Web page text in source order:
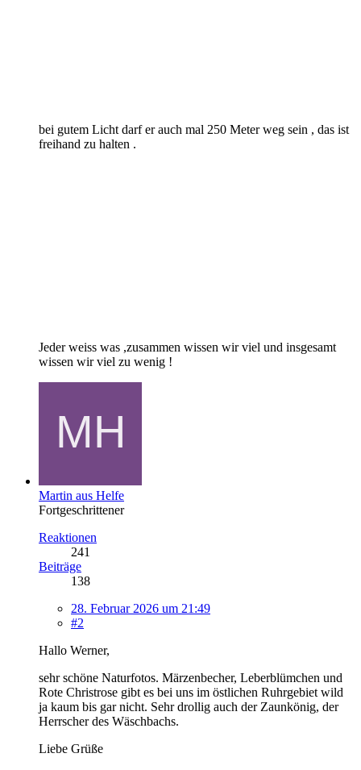
bei gutem Licht darf er auch mal 250 Meter weg sein , das ist
freihand zu halten .
Jeder weiss was ,zusammen wissen wir viel und insgesamt
wissen wir viel zu wenig !
Martin aus Helfe
Fortgeschrittener
Reaktionen
241
Beiträge
138
28. Februar 2026 um 21:49
#2
Hallo Werner,
sehr schöne Naturfotos. Märzenbecher, Leberblümchen und
Rote Christrose gibt es bei uns im östlichen Ruhrgebiet wild
ja kaum bis gar nicht. Sehr drollig auch der Zaunkönig, der
Herrscher des Wäschbachs.
Liebe Grüße